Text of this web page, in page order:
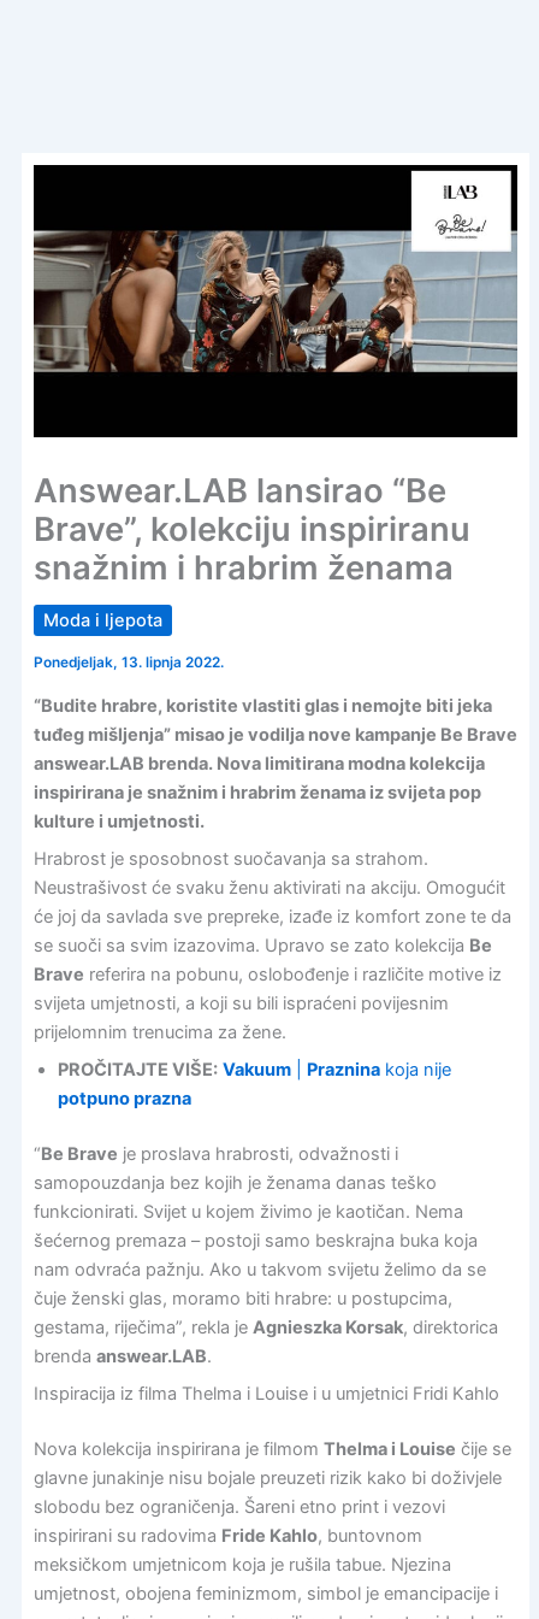
Answear.LAB lansirao “Be
Brave”, kolekciju inspiriranu
snažnim i hrabrim ženama
Moda i ljepota
Ponedjeljak, 13. lipnja 2022.
“Budite hrabre, koristite vlastiti glas i nemojte biti jeka
tuđeg mišljenja” misao je vodilja nove kampanje Be Brave
answear.LAB brenda. Nova limitirana modna kolekcija
inspirirana je snažnim i hrabrim ženama iz svijeta pop
kulture i umjetnosti.
Hrabrost je sposobnost suočavanja sa strahom.
Neustrašivost će svaku ženu aktivirati na akciju. Omogućit
će joj da savlada sve prepreke, izađe iz komfort zone te da
se suoči sa svim izazovima. Upravo se zato kolekcija Be
Brave referira na pobunu, oslobođenje i različite motive iz
svijeta umjetnosti, a koji su bili ispraćeni povijesnim
prijelomnim trenucima za žene.
PROČITAJTE VIŠE: Vakuum| Prazninakoja nije
potpuno prazna
“Be Brave je proslava hrabrosti, odvažnosti i
samopouzdanja bez kojih je ženama danas teško
funkcionirati. Svijet u kojem živimo je kaotičan. Nema
šećernog premaza – postoji samo beskrajna buka koja
nam odvraća pažnju. Ako u takvom svijetu želimo da se
čuje ženski glas, moramo biti hrabre: u postupcima,
gestama, riječima”, rekla je Agnieszka Korsak, direktorica
brenda answear.LAB.
Inspiracija iz filma Thelma i Louise i u umjetnici Fridi Kahlo
Nova kolekcija inspirirana je filmom Thelma i Louise čije se
glavne junakinje nisu bojale preuzeti rizik kako bi doživjele
slobodu bez ograničenja. Šareni etno print i vezovi
inspirirani su radovima Fride Kahlo, buntovnom
meksičkom umjetnicom koja je rušila tabue. Njezina
umjetnost, obojena feminizmom, simbol je emancipacije i